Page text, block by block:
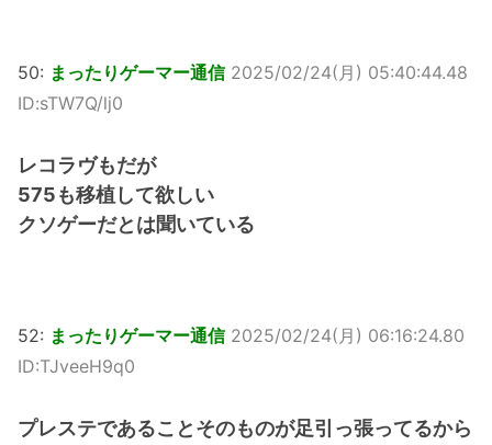
50: まったりゲーマー通信 2025/02/24(月) 05:40:44.48
ID:sTW7Q/lj0
レコラヴもだが
575も移植して欲しい
クソゲーだとは聞いている
52: まったりゲーマー通信 2025/02/24(月) 06:16:24.80
ID:TJveeH9q0
プレステであることそのものが足引っ張ってるから